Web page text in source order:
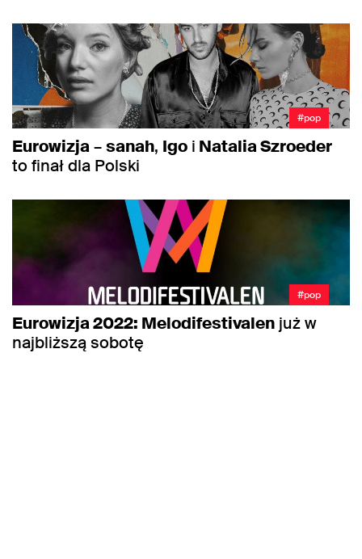
#pop
Eurowizja–sanah, Igo i Natalia Szroeder
to finał dla Polski
#pop
Eurowizja 2022: Melodifestivalen już w
najbliższą sobotę